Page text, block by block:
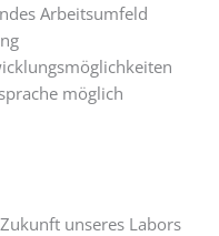
Arbeitsumfeld
möglich
unseres Labors